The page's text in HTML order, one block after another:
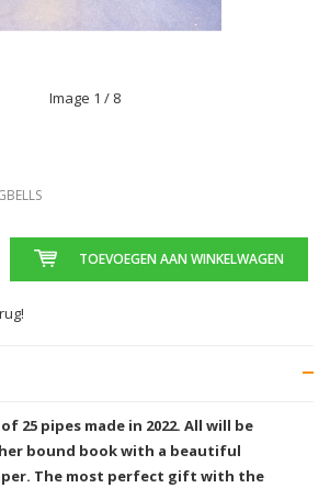
Image 1 / 8
TOEVOEGEN AAN WINKELWAGEN
25 pipes made in 2022. All will be
bound book with a beautiful
The most perfect gift with the